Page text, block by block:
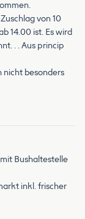
von 10
14.00 ist. Es wird
. . Aus princip
nicht besonders
Bushaltestelle
inkl. frischer